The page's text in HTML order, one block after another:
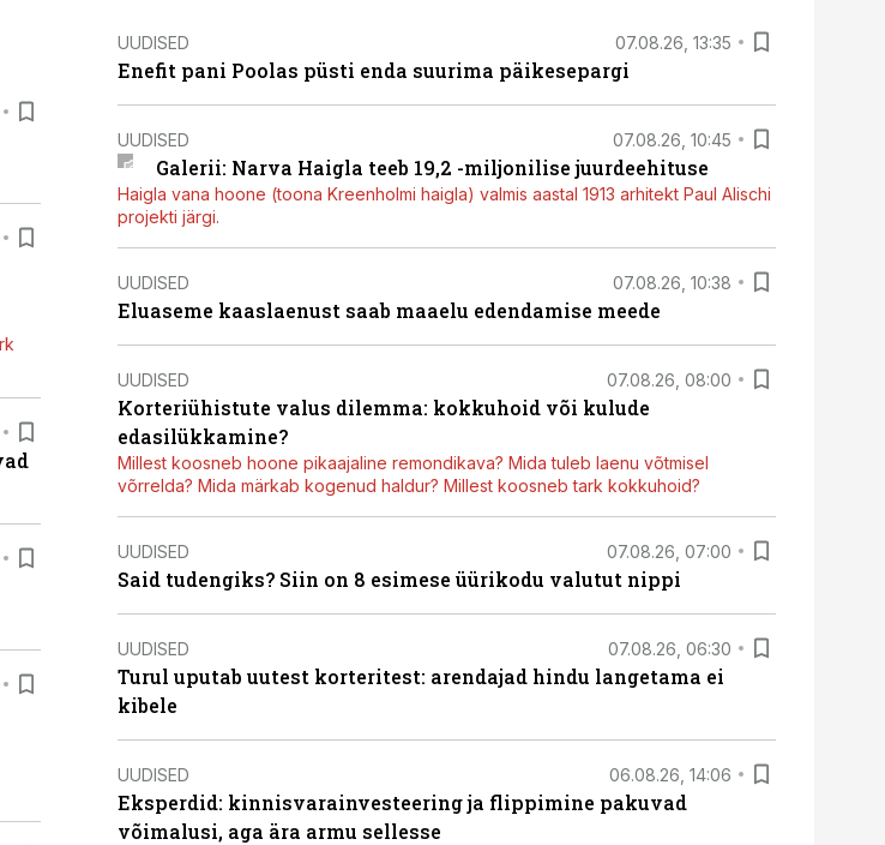
UUDISED 07.08.26, 13:35
Enefit pani Poolas püsti enda suurima päikesepargi
UUDISED 07.08.26, 10:45
Galerii: Narva Haigla teeb 19,2 -miljonilise juurdeehituse
Haigla vana hoone (toona Kreenholmi haigla) valmis aastal 1913 arhitekt Paul Alischi
projekti järgi.
UUDISED 07.08.26, 10:38
Eluaseme kaaslaenust saab maaelu edendamise meede
UUDISED 07.08.26, 08:00
Korteriühistute valus dilemma: kokkuhoid või kulude
edasilükkamine?
Millest koosneb hoone pikaajaline remondikava? Mida tuleb laenu võtmisel
võrrelda? Mida märkab kogenud haldur? Millest koosneb tark kokkuhoid?
UUDISED 07.08.26, 07:00
Said tudengiks? Siin on 8 esimese üürikodu valutut nippi
UUDISED 07.08.26, 06:30
Turul uputab uutest korteritest: arendajad hindu langetama ei
kibele
UUDISED 06.08.26, 14:06
Eksperdid: kinnisvarainvesteering ja flippimine pakuvad
võimalusi, aga ära armu sellesse